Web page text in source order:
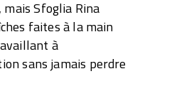
Sfoglia Rina
faites à la main
à
sans jamais perdre